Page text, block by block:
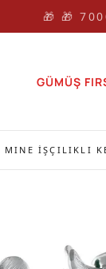
🎁 🎁
GÜMÜŞ
İŞÇILIKLI